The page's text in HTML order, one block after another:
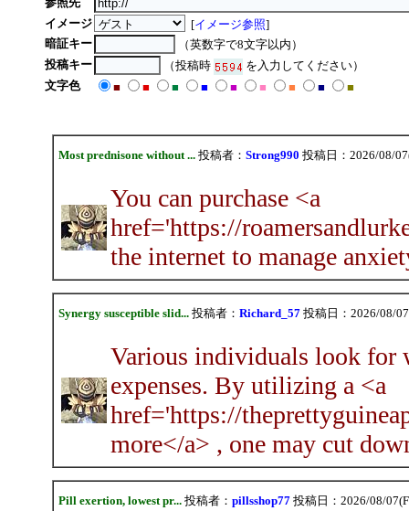
イメージ
[イメージ参照]
暗証キー
（英数字で8文字以内）
投稿キー
（投稿時
を入力してください）
文字色
■ ■ ■ ■ ■ ■ ■ ■ ■
Most prednisone without ...投稿者： Strong990 投稿日：2026/08/
You can purchase <a
href='https://
the internet to manage
Synergy susceptible slid...投稿者： Richard_57投稿日：2026/08/
Various individuals look for
expenses. By utilizing a <a
href='https://
more</a> , one may cut
Pill exertion, lowest pr...投稿者： pillsshop77投稿日：2026/08/